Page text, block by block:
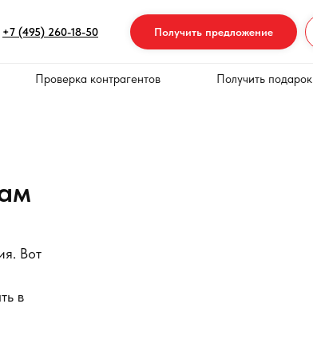
+7 (495) 260-18-50 Получить предложение
Проверка контрагентов
Получить подарок
Вот
в